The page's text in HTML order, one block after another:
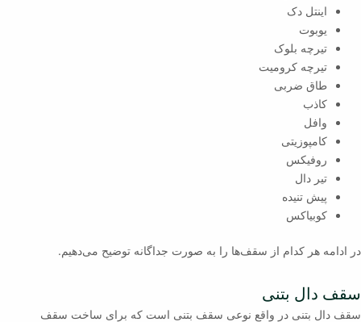
اینتل دک
یوبوت
تیرچه بلوک
تیرچه کرومیت
طاق ضربی
کاذب
وافل
کامپوزیتی
روفیکس
تیر دال
پیش تنیده
کوبیاکس
در ادامه هر کدام از سقف‌ها را به صورت جداگانه توضیح می‌دهیم.
سقف دال بتنی
سقف دال بتنی در واقع نوعی سقف بتنی است که برای ساخت سقف